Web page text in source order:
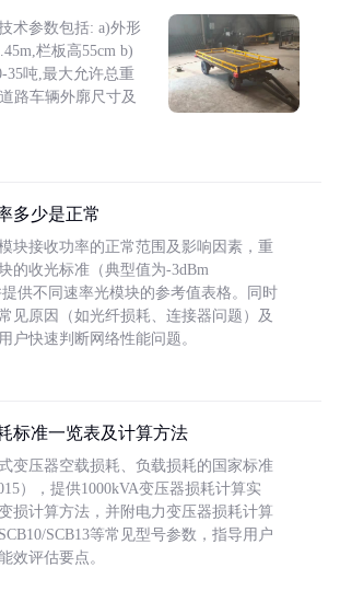
术参数包括: a)外形
栏板高55cm b)
35吨,最大允许总重
路车辆外廓尺寸及
多少是正常
块接收功率的正常范围及影响因素，重
的收光标准（典型值为-3dBm
提供不同速率光模块的参考值表格。同时
见原因（如光纤损耗、连接器问题）及
户快速判断网络性能问题。
标准一览表及计算方法
变压器空载损耗、负载损耗的国家标准
），提供1000kVA变压器损耗计算实
损计算方法，并附电力变压器损耗计算
SCB13等常见型号参数，指导用户
效评估要点。